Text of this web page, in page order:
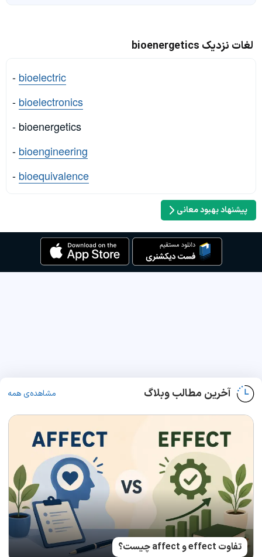
لغات نزدیک bioenergetics
- bioelectric
- bioelectronics
- bioenergetics
- bioengineering
- bioequivalence
پیشنهاد بهبود معانی
آخرین مطالب وبلاگ مشاهده‌ی همه
تفاوت effect و affect چیست؟